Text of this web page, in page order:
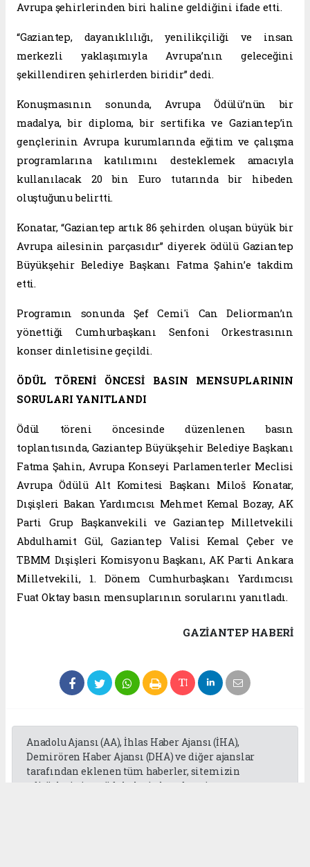
Avrupa şehirlerinden biri haline geldiğini ifade etti.
“Gaziantep, dayanıklılığı, yenilikçiliği ve insan
merkezli yaklaşımıyla Avrupa’nın geleceğini
şekillendiren şehirlerden biridir” dedi.
Konuşmasının sonunda, Avrupa Ödülü’nün bir
madalya, bir diploma, bir sertifika ve Gaziantep’in
gençlerinin Avrupa kurumlarında eğitim ve çalışma
programlarına katılımını desteklemek amacıyla
kullanılacak 20 bin Euro tutarında bir hibeden
oluştuğunu belirtti.
Konatar, “Gaziantep artık 86 şehirden oluşan büyük bir
Avrupa ailesinin parçasıdır” diyerek ödülü Gaziantep
Büyükşehir Belediye Başkanı Fatma Şahin’e takdim
etti.
Programın sonunda Şef Cemi'i Can Deliorman’ın
yönettiği Cumhurbaşkanı Senfoni Orkestrasının
konser dinletisine geçildi.
ÖDÜL TÖRENİ ÖNCESİ BASIN MENSUPLARININ
SORULARI YANITLANDI
Ödül töreni öncesinde düzenlenen basın
toplantısında, Gaziantep Büyükşehir Belediye Başkanı
Fatma Şahin, Avrupa Konseyi Parlamenterler Meclisi
Avrupa Ödülü Alt Komitesi Başkanı Miloš Konatar,
Dışişleri Bakan Yardımcısı Mehmet Kemal Bozay, AK
Parti Grup Başkanvekili ve Gaziantep Milletvekili
Abdulhamit Gül, Gaziantep Valisi Kemal Çeber ve
TBMM Dışişleri Komisyonu Başkanı, AK Parti Ankara
Milletvekili, 1. Dönem Cumhurbaşkanı Yardımcısı
Fuat Oktay basın mensuplarının sorularını yanıtladı.
GAZIANTEP HABERİ
Anadolu Ajansı (AA), İhlas Haber Ajansı (İHA),
Demirören Haber Ajansı (DHA) ve diğer ajanslar
tarafından eklenen tüm haberler, sitemizin
editörlerinin müdahalesi olmadan ajans